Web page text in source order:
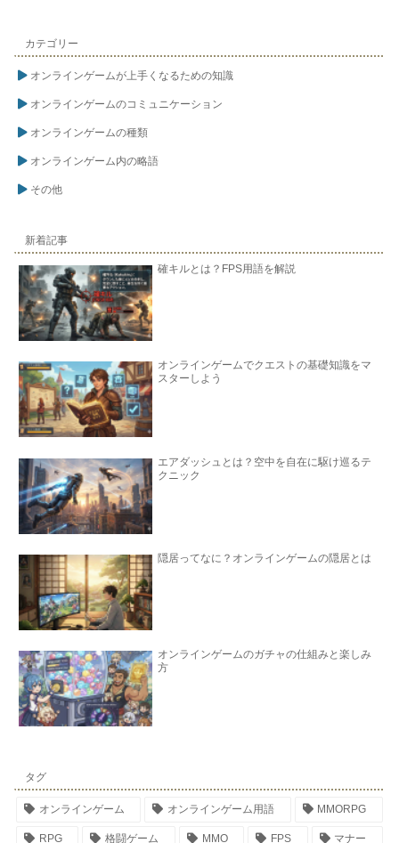
カテゴリー
オンラインゲームが上手くなるための知識
オンラインゲームのコミュニケーション
オンラインゲームの種類
オンラインゲーム内の略語
その他
新着記事
確キルとは？FPS用語を解説
オンラインゲームでクエストの基礎知識をマ
スターしよう
エアダッシュとは？空中を自在に駆け巡るテ
クニック
隠居ってなに？オンラインゲームの隠居とは
オンラインゲームのガチャの仕組みと楽しみ
方
タグ
オンラインゲーム オンラインゲーム用語 MMORPG
RPG 格闘ゲーム MMO FPS マナー